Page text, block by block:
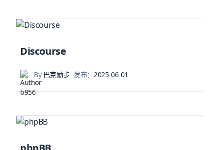
Discourse
By巴克励步 发布：2025-06-01